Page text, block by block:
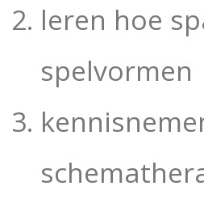
leren hoe
spelvormen